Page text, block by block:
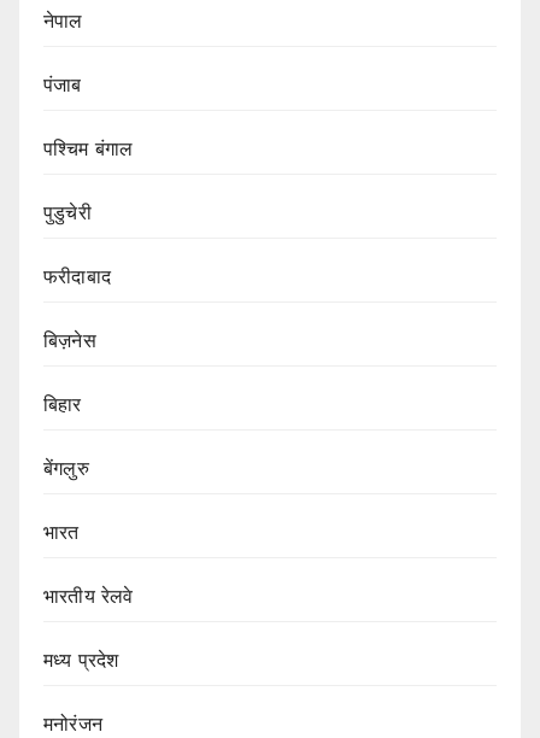
नेपाल
पंजाब
पश्चिम बंगाल
पुडुचेरी
फरीदाबाद
बिज़नेस
बिहार
बेंगलुरु
भारत
भारतीय रेलवे
मध्य प्रदेश
मनोरंजन